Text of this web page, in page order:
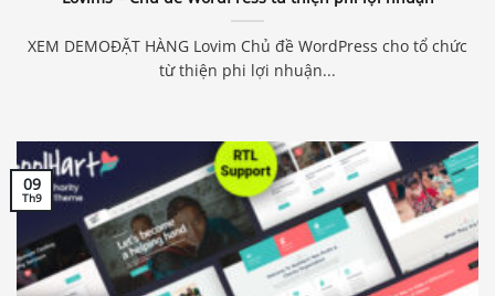
XEM DEMOĐẶT HÀNG Lovim Chủ đề WordPress cho tổ chức
từ thiện phi lợi nhuận...
09
Th9